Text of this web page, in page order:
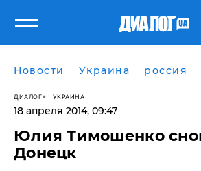
Новости Украина россия
ДИАЛОГ УКРАИНА
18 апреля 2014, 09:47
Юлия Тимошенко
Донецк